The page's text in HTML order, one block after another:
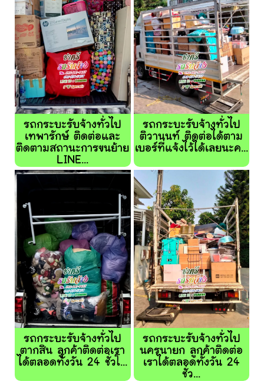
รถกระบะรับจ้างทั่วไป
เทพารักษ์ ติดต่อและ
ติดตามสถานะการขนย้าย
LINE...
รถกระบะรับจ้างทั่วไป
ติวานนท์ ติดต่อได้ตาม
เบอร์ที่แจ้งไว้ได้เลยนะค...
รถกระบะรับจ้างทั่วไป
ตากสิน ลูกค้าติดต่อเรา
ได้ตลอดทั้งวัน 24 ชั่วโ...
รถกระบะรับจ้างทั่วไป
นครนายก ลูกค้าติดต่อ
เราได้ตลอดทั้งวัน 24
ชั่ว...